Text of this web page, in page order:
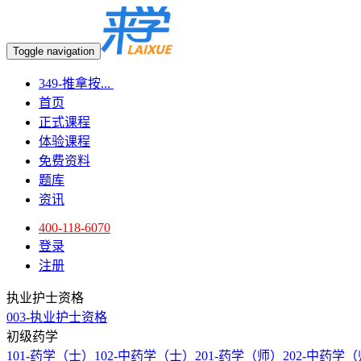
Toggle navigation
349-推拿按...
首页
正式课程
体验课程
免费资料
题库
资讯
400-118-6070
登录
注册
执业护士资格
003-执业护士资格
初级药学
101-药学（士） 102-中药学（士） 201-药学（师） 202-中药学